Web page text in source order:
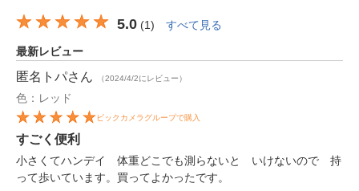
5.0 (1) すべて見る
最新レビュー
匿名トパさん （2024/4/2にレビュー）
色：レッド
ビックカメラグループで購入
すごく便利
小さくてハンデイ 体重どこでも測らないと いけないので 持
って歩いています。買ってよかったです。